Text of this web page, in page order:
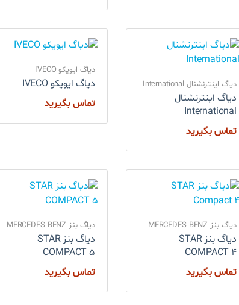
دیاگ اینترنشنال International
دیاگ اینترنشنال
International
تماس بگیرید
دیاگ ایویکو IVECO
دیاگ ایویکو IVECO
تماس بگیرید
دیاگ بنز MERCEDES BENZ
دیاگ بنز STAR
COMPACT 4
تماس بگیرید
دیاگ بنز MERCEDES BENZ
دیاگ بنز STAR
COMPACT 5
تماس بگیرید